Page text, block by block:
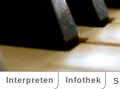
Interpreten Infothek